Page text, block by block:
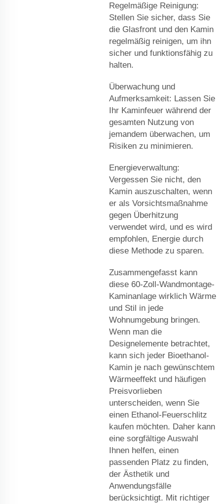
Regelmäßige Reinigung:
Stellen Sie sicher, dass Sie
die Glasfront und den Kamin
regelmäßig reinigen, um ihn
sicher und funktionsfähig zu
halten.
Überwachung und
Aufmerksamkeit: Lassen Sie
Ihr Kaminfeuer während der
gesamten Nutzung von
jemandem überwachen, um
Risiken zu minimieren.
Energieverwaltung:
Vergessen Sie nicht, den
Kamin auszuschalten, wenn
er als Vorsichtsmaßnahme
gegen Überhitzung
verwendet wird, und es wird
empfohlen, Energie durch
diese Methode zu sparen.
Zusammengefasst kann
diese 60-Zoll-Wandmontage-
Kaminanlage wirklich Wärme
und Stil in jede
Wohnumgebung bringen.
Wenn man die
Designelemente betrachtet,
kann sich jeder Bioethanol-
Kamin je nach gewünschtem
Wärmeeffekt und häufigen
Preisvorlieben
unterscheiden, wenn Sie
einen Ethanol-Feuerschlitz
kaufen möchten. Daher kann
eine sorgfältige Auswahl
Ihnen helfen, einen
passenden Platz zu finden,
der Ästhetik und
Anwendungsfälle
berücksichtigt. Mit richtiger